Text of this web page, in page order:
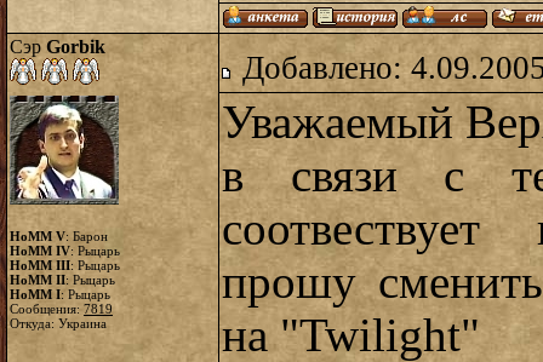
Сэр Gorbik
HoMM V: Барон
HoMM IV: Рыцарь
HoMM III: Рыцарь
HoMM II: Рыцарь
HoMM I: Рыцарь
Сообщения: 7819
Откуда: Украина
Добавлено:
Уважаемый
в связи с
прошу
на "Twilight"